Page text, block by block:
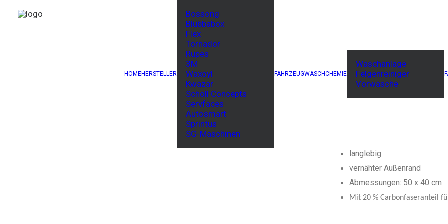
HOMEHERSTELLER
Bossong
Blubbabox
Flex
Tornador
Rupes
3M
Waxoyl
Kwazar
Scholl Concepts
Servfaces
Autosmart
Sprintus
SG-Maschinen
FAHRZEUGWASCHCHEMIE
Waschanlage
Felgenreiniger
Vorwäsche
Bossong
50x40cm
ab4,00€
langlebig
vernähter Außenrand
Abmessungen: 50 x 40 cm
Mit 20 % Carbonfaseranteil